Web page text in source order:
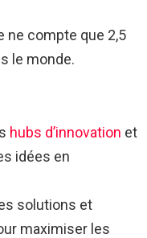
ne compte que 2,5
le monde.
hubs d’innovation et
idées en
solutions et
maximiser les